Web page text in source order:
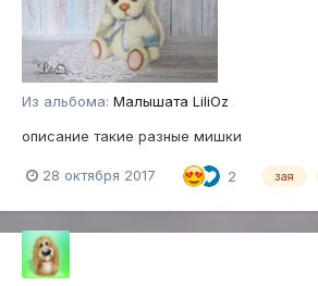
Из альбома: Малышата LiliOz
описание такие разные мишки
28 октября 2017 2 зая